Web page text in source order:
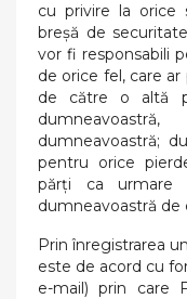
cu privire la orice
breșă de
vor fi responsabili
de orice fel, care
de către o altă
dumneavoastră;
pentru orice
părți ca urmare
dumneavoastră
Prin înregistrarea
este de acord cu
e-mail) prin care